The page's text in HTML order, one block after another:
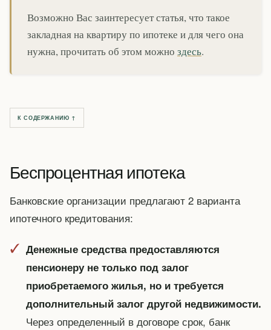
Возможно Вас заинтересует статья, что такое
закладная на квартиру по ипотеке и для чего она
нужна, прочитать об этом можно здесь.
К СОДЕРЖАНИЮ ↑
Беспроцентная ипотека
Банковские организации предлагают 2 варианта
ипотечного кредитования:
Денежные средства предоставляются
пенсионеру не только под залог
приобретаемого жилья, но и требуется
дополнительный залог другой недвижимости.
Через определенный в договоре срок, банк